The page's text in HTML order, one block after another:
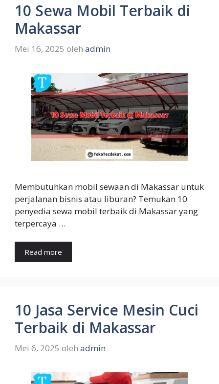
10 Sewa Mobil Terbaik di
Makassar
Mei 16, 2025 oleh admin
Membutuhkan mobil sewaan di Makassar untuk
perjalanan bisnis atau liburan? Temukan 10
penyedia sewa mobil terbaik di Makassar yang
terpercaya …
Read more
10 Jasa Service Mesin Cuci
Terbaik di Makassar
Mei 6, 2025 oleh admin